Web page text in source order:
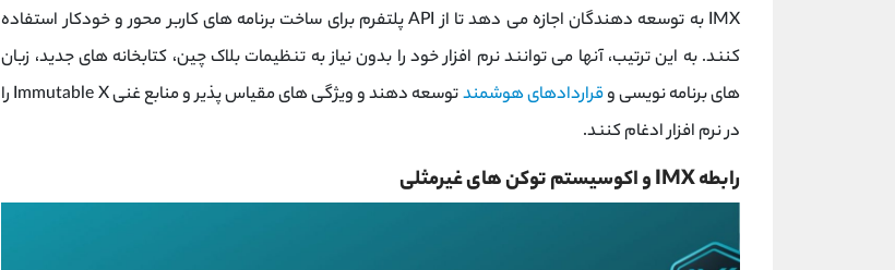
IMX به توسعه دهندگان اجازه می دهد تا از API پلتفرم برای ساخت برنامه های کاربر محور و خودکار استفاده
کنند. به این ترتیب، آنها می توانند نرم افزار خود را بدون نیاز به تنظیمات بلاک چین، کتابخانه های جدید، زبان
های برنامه نویسی وقراردادهای هوشمند
توسعه دهند و ویژگی های مقیاس پذیر و منابع غنی Immutable X را
در نرم افزار ادغام کنند.
رابطه IMX و اکوسیستم توکن های غیرمثلی